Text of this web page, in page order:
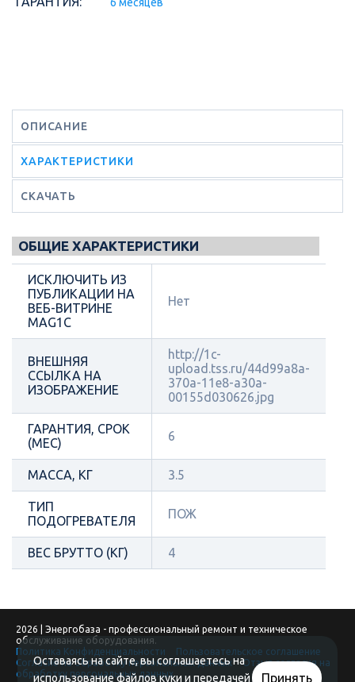
ОПИСАНИЕ
ХАРАКТЕРИСТИКИ
СКАЧАТЬ
ОБЩИЕ ХАРАКТЕРИСТИКИ
ИСКЛЮЧИТЬ ИЗ
ПУБЛИКАЦИИ НА
ВЕБ-ВИТРИНЕ
MAG1C
Нет
ВНЕШНЯЯ
ССЫЛКА НА
ИЗОБРАЖЕНИЕ
http://1c-
upload.tss.ru/44d99a8a-
370a-11e8-a30a-
00155d030626.jpg
ГАРАНТИЯ, СРОК
(МЕС)
6
МАССА, КГ 3.5
ТИП
ПОДОГРЕВАТЕЛЯ
ПОЖ
ВЕС БРУТТО (КГ) 4
2026 | Энергобаза - профессиональный ремонт и техническое
обслуживание оборудования.
Политика Конфиденциальности
Пользовательское соглашение
Согласие на обработку персональных данных
Отзыв согласия на
обработку персональных данных
Оставаясь на сайте, вы соглашаетесь на
использование файлов куки и передачей
Принять